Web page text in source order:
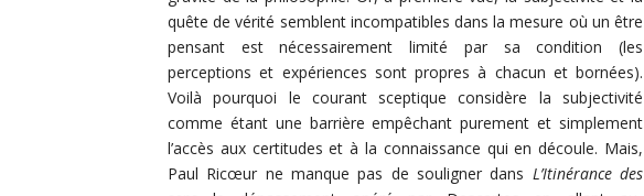
quête de vérité semblent incompatibles dans la mesure où un être
pensant est nécessairement limité par sa condition (les
perceptions et expériences sont propres à chacun et bornées).
Voilà pourquoi le courant sceptique considère la subjectivité
comme étant une barrière empêchant purement et simplement
l’accès aux certitudes et à la connaissance qui en découle. Mais,
Paul Ricœur ne manque pas de souligner dans L’Itinérance des